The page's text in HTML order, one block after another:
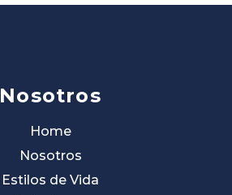
Nosotros
Home
Nosotros
Estilos de Vida